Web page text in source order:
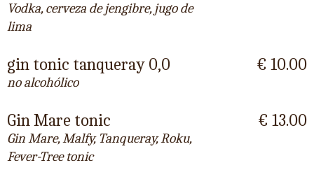
Vodka, cerveza de jengibre, jugo de
lima
gin tonic tanqueray 0,0
no alcohólico
€ 10.00
Gin Mare tonic
Gin Mare, Malfy, Tanqueray, Roku,
Fever-Tree tonic
€ 13.00